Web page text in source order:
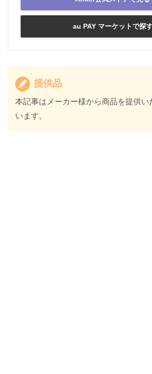
au PAY マーケットで探
提供品
本記事はメーカー様から商品を提供い
います。